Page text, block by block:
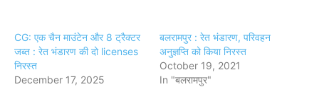
CG: एक चैन माउंटेन और 8 ट्रैक्टर
जब्त : रेत भंडारण की दो licenses
निरस्त
December 17, 2025
बलरामपुर : रेत भंडारण, परिवहन
अनुज्ञप्ति को किया निरस्त
October 19, 2021
In "बलरामपुर"